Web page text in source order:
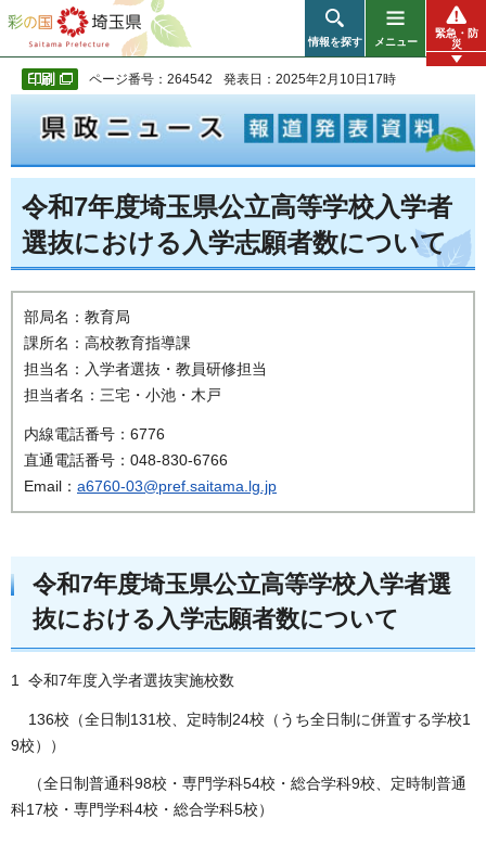
彩の国 埼玉県
情報を探す メニュー
緊急・防
災
ページ番号：264542 発表日：2025年2月10日17時
令和7年度埼玉県公立高等学校入学者
選抜における入学志願者数について
部局名：教育局
課所名：高校教育指導課
担当名：入学者選抜・教員研修担当
担当者名：三宅・小池・木戸
内線電話番号：6776
直通電話番号：048-830-6766
Email： a6760-03@pref.saitama.lg.jp
令和7年度埼玉県公立高等学校入学者選
抜における入学志願者数について
1 令和7年度入学者選抜実施校数
136校（全日制131校、定時制24校（うち全日制に併置する学校1
9校））
（全日制普通科98校・専門学科54校・総合学科9校、定時制普通
科17校・専門学科4校・総合学科5校）